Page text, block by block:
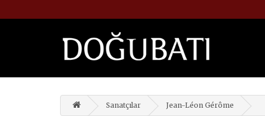
Sanatçılar Jean-Léon Gérôme